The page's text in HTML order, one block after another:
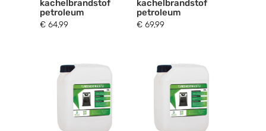
kachelbrandstof
petroleum
€ 64,99
kachelbrandstof
petroleum
€ 69,99